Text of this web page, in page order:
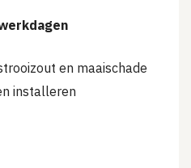
en maaischade
installeren